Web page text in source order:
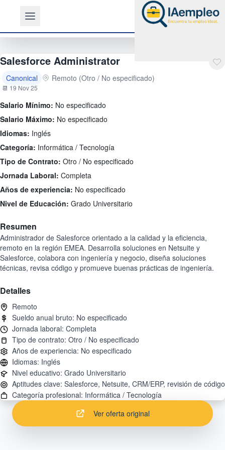
Salesforce Administrator
Canonical Remoto (Otro / No especificado)
📆 19 Nov 25
Salario Mínimo: No especificado
Salario Máximo: No especificado
Idiomas: Inglés
Categoría: Informática / Tecnología
Tipo de Contrato: Otro / No especificado
Jornada Laboral: Completa
Años de experiencia: No especificado
Nivel de Educación: Grado Universitario
Resumen
Administrador de Salesforce orientado a la calidad y la eficiencia,
remoto en la región EMEA. Desarrolla soluciones en Netsuite y
Salesforce, colabora con ingeniería y negocio, diseña soluciones
técnicas, revisa código y promueve buenas prácticas de ingeniería.
Detalles
Ver oferta original